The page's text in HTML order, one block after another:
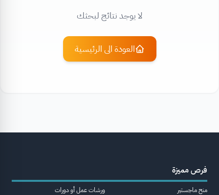
لا يوجد نتائج لبحثك
العودة الى الرئيسية
فرص مميزة
منح ماجستير
ورشات عمل أو دورات